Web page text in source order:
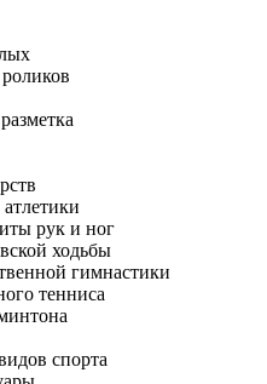
рук и ног
ходьбы
гимнастики
тенниса
спорта